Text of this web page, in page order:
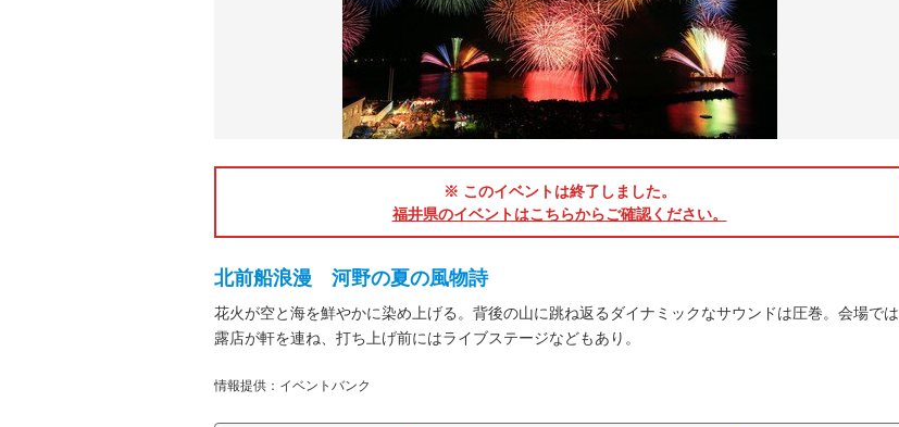
※ このイベントは終了しました。
福井県のイベントはこちらからご確認ください。
北前船浪漫 河野の夏の風物詩
花火が空と海を鮮やかに染め上げる。背後の山に跳ね返るダイナミックなサウンドは圧巻。会場では
露店が軒を連ね、打ち上げ前にはライブステージなどもあり。
情報提供：イベントバンク